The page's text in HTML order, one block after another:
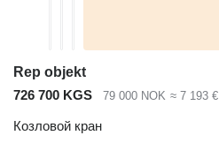
Rep objekt
726 700 KGS
79 000 NOK ≈ 7 193 €
Козловой кран